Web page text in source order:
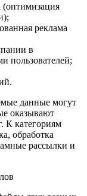
(оптимизация
реклама
в
пользователей;
данные могут
оказывают
К категориям
обработка
рассылки и